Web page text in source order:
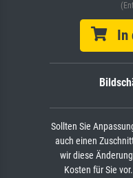
In
Sollten Sie
auch einen
wir diese
Kosten für Sie